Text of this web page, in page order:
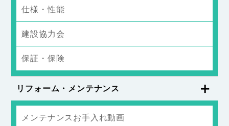
仕様・性能
建設協力会
保証・保険
リフォーム・メンテナンス
メンテナンスお手入れ動画